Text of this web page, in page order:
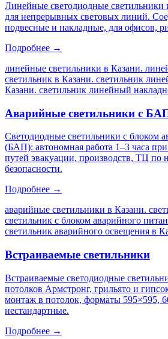
Линейные светодиодные светильники
для непрерывных световых линий.
подвесные и накладные, для офисов,
Подробнее →
линейные светильники в Казани.
светильник в Казани. светильник
Казани. светильник линейный
Аварийные светильники с
Светодиодные светильники с блоком
(БАП): автономная работа 1–3 часа
путей эвакуации, производств, ТЦ по
безопасности.
Подробнее →
аварийные светильники в Казани.
светильник с блоком аварийного
светильник аварийного освещения в
Встраиваемые светильники
Встраиваемые светодиодные
потолков Армстронг, грильято и
монтаж в потолок, форматы 595×595,
нестандартные.
Подробнее →